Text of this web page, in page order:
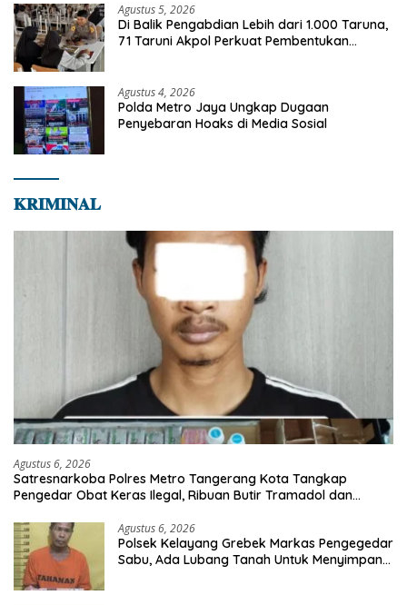
Agustus 5, 2026
Di Balik Pengabdian Lebih dari 1.000 Taruna,
71 Taruni Akpol Perkuat Pembentukan
Agustus 4, 2026
Polda Metro Jaya Ungkap Dugaan
Penyebaran Hoaks di Media Sosial
𝐊𝐑𝐈𝐌𝐈𝐍𝐀𝐋
Agustus 6, 2026
Satresnarkoba Polres Metro Tangerang Kota Tangkap
Pengedar Obat Keras Ilegal, Ribuan Butir Tramadol dan
Agustus 6, 2026
Polsek Kelayang Grebek Markas Pengegedar
Sabu, Ada Lubang Tanah Untuk Menyimpan